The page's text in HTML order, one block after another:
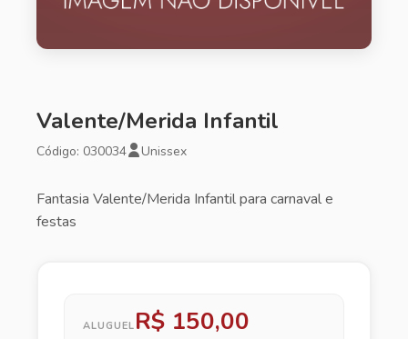
Valente/Merida Infantil
Código: 030034 Unissex
Fantasia Valente/Merida Infantil para carnaval e
festas
ALUGUEL R$ 150,00